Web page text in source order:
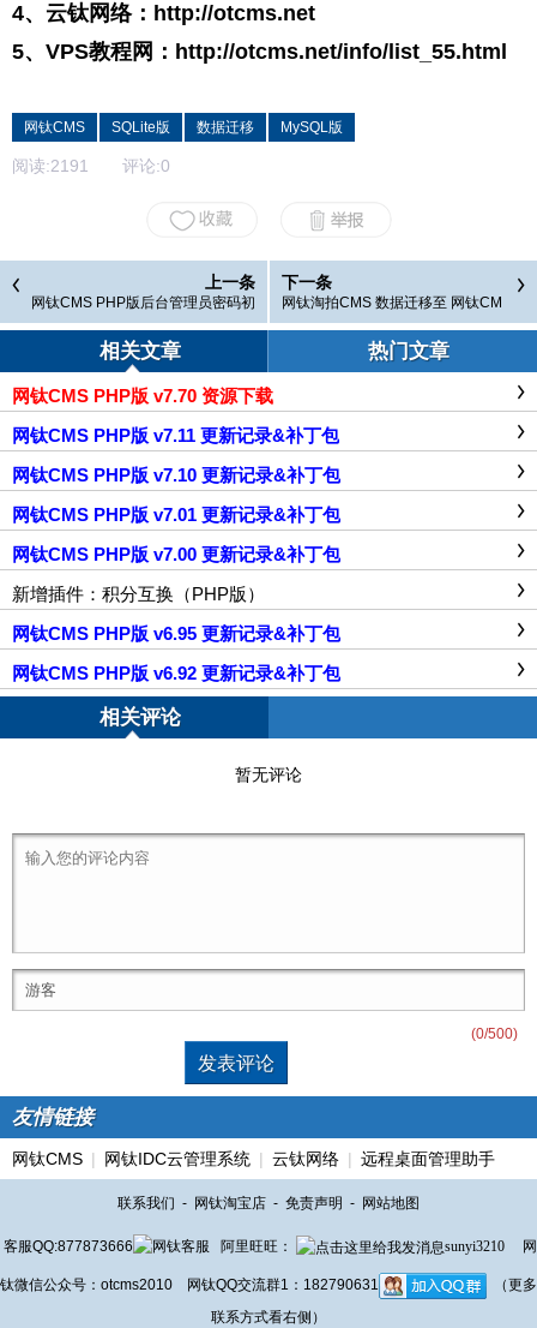
4、云钛网络： http://otcms.net
5、VPS教程网： http://otcms.net/info/list_55.html
网钛CMS SQLite版 数据迁移 MySQL版
阅读:2191 评论:0
上一条
网钛CMS PHP版后台管理员密码初
始化补丁
下一条
网钛淘拍CMS 数据迁移至 网钛CM
S PHP版 工具 20161221
相关文章 热门文章
网钛CMS PHP版 v7.70 资源下载
网钛CMS PHP版 v7.11 更新记录&补丁包
网钛CMS PHP版 v7.10 更新记录&补丁包
网钛CMS PHP版 v7.01 更新记录&补丁包
网钛CMS PHP版 v7.00 更新记录&补丁包
新增插件：积分互换（PHP版）
网钛CMS PHP版 v6.95 更新记录&补丁包
网钛CMS PHP版 v6.92 更新记录&补丁包
相关评论
暂无评论
(0/500)
友情链接
网钛CMS | 网钛IDC云管理系统 | 云钛网络 | 远程桌面管理助手
联系我们 - 网钛淘宝店 - 免责声明 - 网站地图
客服QQ:877873666 阿里旺旺： sunyi3210 网
钛微信公众号：otcms2010 网钛QQ交流群1：182790631
（更多
联系方式看右侧）